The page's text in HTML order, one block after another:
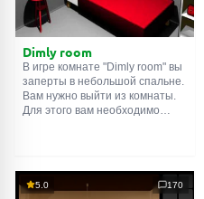
Dimly room
В игре комнате "Dimly room" вы
заперты в небольшой спальне.
Вам нужно выйти из комнаты.
Для этого вам необходимо
5.0 170